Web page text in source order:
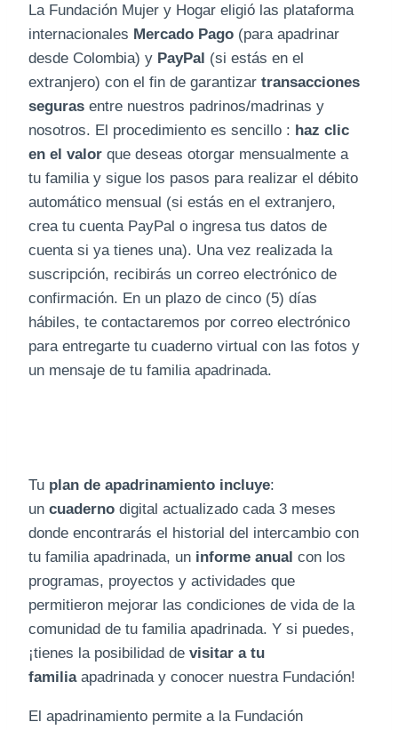
La Fundación Mujer y Hogar eligió las plataforma
internacionales Mercado Pago (para apadrinar
desde Colombia) y PayPal (si estás en el
extranjero) con el fin de garantizar transacciones
seguras entre nuestros padrinos/madrinas y
nosotros. El procedimiento es sencillo : haz clic
en el valor que deseas otorgar mensualmente a
tu familia y sigue los pasos para realizar el débito
automático mensual (si estás en el extranjero,
crea tu cuenta PayPal o ingresa tus datos de
cuenta si ya tienes una). Una vez realizada la
suscripción, recibirás un correo electrónico de
confirmación. En un plazo de cinco (5) días
hábiles, te contactaremos por correo electrónico
para entregarte tu cuaderno virtual con las fotos y
un mensaje de tu familia apadrinada.
Tu plan de apadrinamiento incluye:
un cuaderno digital actualizado cada 3 meses
donde encontrarás el historial del intercambio con
tu familia apadrinada, un informe anual con los
programas, proyectos y actividades que
permitieron mejorar las condiciones de vida de la
comunidad de tu familia apadrinada. Y si puedes,
¡tienes la posibilidad de visitar a tu
familia apadrinada y conocer nuestra Fundación!
El apadrinamiento permite a la Fundación